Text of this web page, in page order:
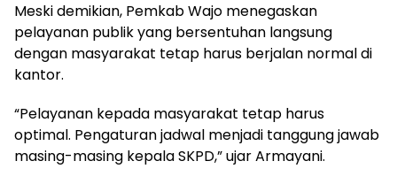
Meski demikian, Pemkab Wajo menegaskan
pelayanan publik yang bersentuhan langsung
dengan masyarakat tetap harus berjalan normal di
kantor.
“Pelayanan kepada masyarakat tetap harus
optimal. Pengaturan jadwal menjadi tanggung jawab
masing-masing kepala SKPD,” ujar Armayani.